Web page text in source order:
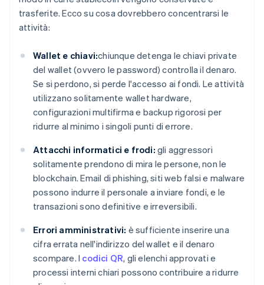
trasferite. Ecco su cosa dovrebbero concentrarsi le
attività:
Wallet e chiavi:chiunque detenga le chiavi private
del wallet (ovvero le password) controlla il denaro.
Se si perdono, si perde l'accesso ai fondi. Le attività
utilizzano solitamente wallet hardware,
configurazioni multifirma e backup rigorosi per
ridurre al minimo i singoli punti di errore.
Attacchi informatici e frodi: gli aggressori
solitamente prendono di mira le persone, non le
blockchain. Email di phishing, siti web falsi e malware
possono indurre il personale a inviare fondi, e le
transazioni sono definitive e irreversibili.
Errori amministrativi: è sufficiente inserire una
cifra errata nell'indirizzo del wallet e il denaro
scompare. I codici QR, gli elenchi approvati e
processi interni chiari possono contribuire a ridurre